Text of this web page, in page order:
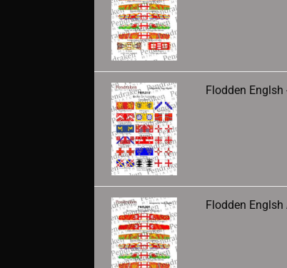
Flodden
Flodden Englsh